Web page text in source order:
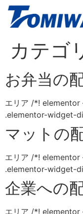
カテゴ
お弁当の
エリア /*!
.elementor-widget-
マットの
エリア /*!
.elementor-widget-
企業への
エリア /*!